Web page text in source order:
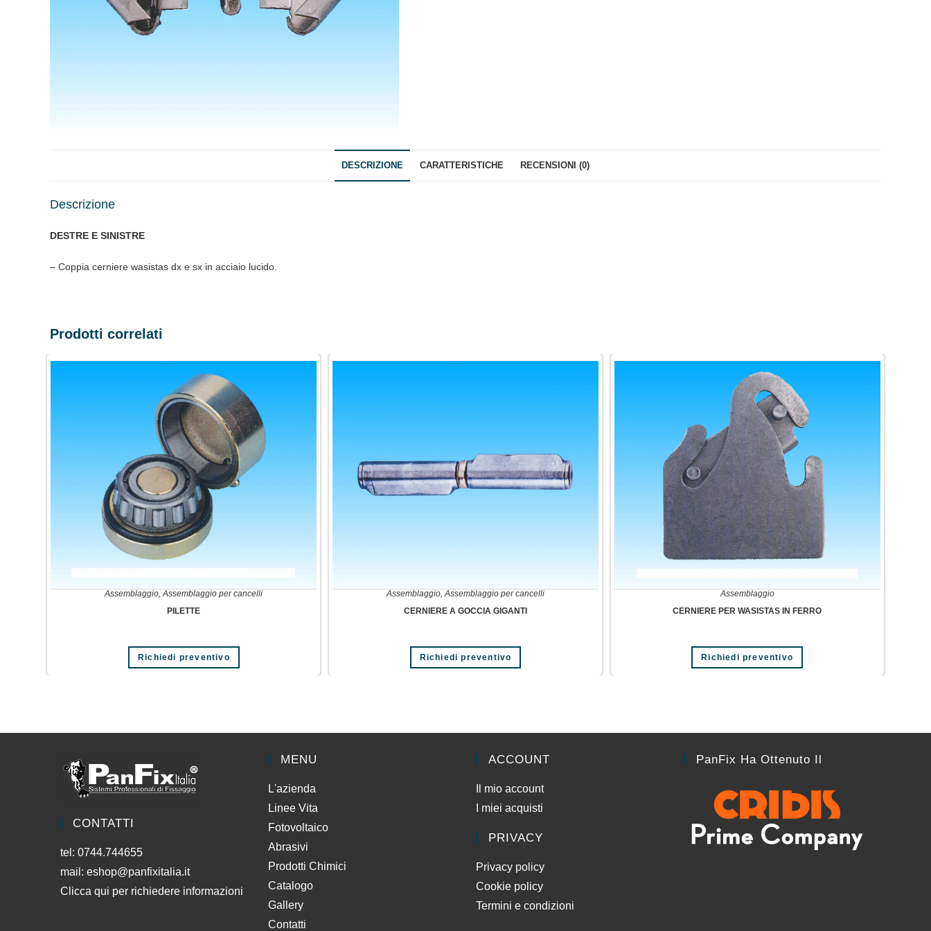
DESCRIZIONE CARATTERISTICHE RECENSIONI (0)
Descrizione
DESTRE E SINISTRE
– Coppia cerniere wasistas dx e sx in acciaio lucido.
Prodotti correlati
Assemblaggio,Assemblaggio per cancelli
PILETTE
Richiedi preventivo
Assemblaggio,Assemblaggio per cancelli
CERNIERE A GOCCIA GIGANTI
Richiedi preventivo
Assemblaggio
CERNIERE PER WASISTAS IN FERRO
Richiedi preventivo
CONTATTI
tel: 0744.744655
mail: eshop@panfixitalia.it
Clicca qui per richiedere informazioni
MENU
L'azienda
Linee Vita
Fotovoltaico
Abrasivi
Prodotti Chimici
Catalogo
Gallery
Contatti
ACCOUNT
Il mio account
I miei acquisti
PRIVACY
Privacy policy
Cookie policy
Termini e condizioni
PanFix Ha Ottenuto Il